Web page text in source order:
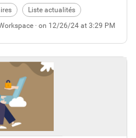
Liste actualités
· on 12/26/24 at 3:29 PM